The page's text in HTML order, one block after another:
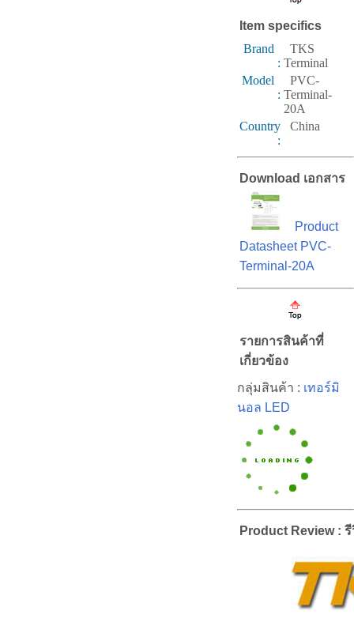
Item specifics
Brand
:
TKS
Terminal
Model
:
PVC-
Terminal-
20A
Country
:
China
Download เอกสาร
Product
Datasheet PVC-
Terminal-20A
รายการสินค้าที่
เกี่ยวข้อง
กลุ่มสินค้า : เทอร์มิ
นอล LED
Product Review :